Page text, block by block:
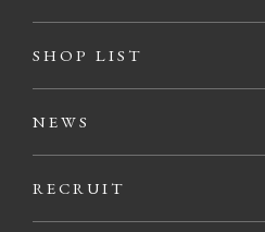
SHOP LIST
NEWS
RECRUIT